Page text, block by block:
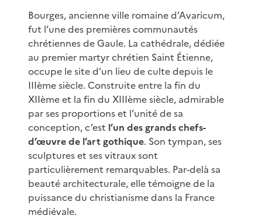
Bourges, ancienne ville romaine d’Avaricum,
fut l’une des premières communautés
chrétiennes de Gaule. La cathédrale, dédiée
au premier martyr chrétien Saint Étienne,
occupe le site d’un lieu de culte depuis le
IIIème siècle. Construite entre la fin du
XIIème et la fin du XIIIème siècle, admirable
par ses proportions et l’unité de sa
conception, c’est l’un des grands chefs-
d’œuvre de l’art gothique. Son tympan, ses
sculptures et ses vitraux sont
particulièrement remarquables. Par-delà sa
beauté architecturale, elle témoigne de la
puissance du christianisme dans la France
médiévale.